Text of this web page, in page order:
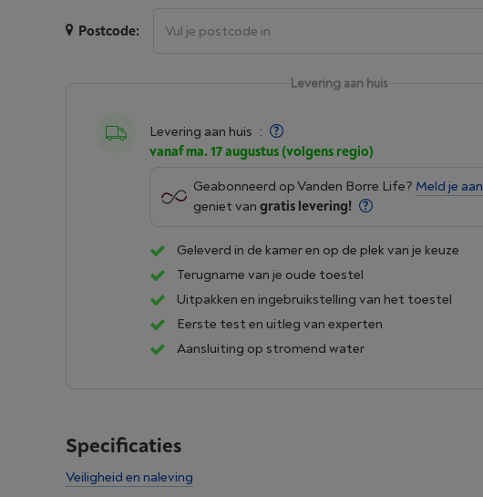
Postcode:
Levering aan huis
Levering aan huis :
vanaf ma. 17 augustus (volgens regio)
Geabonneerd op Vanden Borre Life? Meld je aan
geniet van gratis levering!
Geleverd in de kamer en op de plek van je keuze
Terugname van je oude toestel
Uitpakken en ingebruikstelling van het toestel
Eerste test en uitleg van experten
Aansluiting op stromend water
Specificaties
Veiligheid en naleving